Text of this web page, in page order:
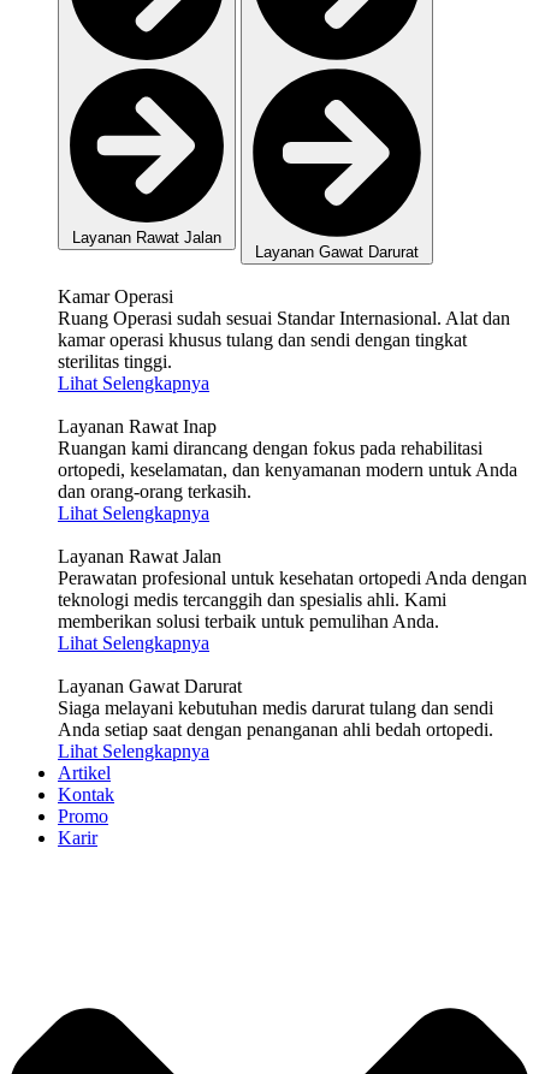
Layanan Rawat Jalan
Layanan Gawat Darurat
Kamar Operasi
Ruang Operasi sudah sesuai Standar Internasional. Alat dan
kamar operasi khusus tulang dan sendi dengan tingkat
sterilitas tinggi.
Lihat Selengkapnya
Layanan Rawat Inap
Ruangan kami dirancang dengan fokus pada rehabilitasi
ortopedi, keselamatan, dan kenyamanan modern untuk Anda
dan orang-orang terkasih.
Lihat Selengkapnya
Layanan Rawat Jalan
Perawatan profesional untuk kesehatan ortopedi Anda dengan
teknologi medis tercanggih dan spesialis ahli. Kami
memberikan solusi terbaik untuk pemulihan Anda.
Lihat Selengkapnya
Layanan Gawat Darurat
Siaga melayani kebutuhan medis darurat tulang dan sendi
Anda setiap saat dengan penanganan ahli bedah ortopedi.
Lihat Selengkapnya
Artikel
Kontak
Promo
Karir